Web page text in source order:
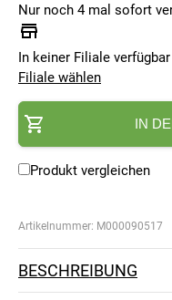
Nur noch 4 mal sofort
In keiner Filiale verfügbar
Filiale wählen
IN
Produkt vergleichen
Artikelnummer: M000090517
BESCHREIBUNG